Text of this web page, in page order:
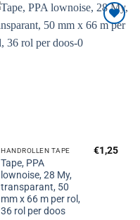
Toevoegen
HANDROLLEN TAPE
Tape, PPA
lownoise, 28 My,
transparant, 50
mm x 66 m per rol,
36 rol per doos
€1,25